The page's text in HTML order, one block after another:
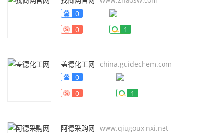
0
0
1
盖德化工网
china.guidechem.com
0
0
1
阿德采购网 www.qiugouxinxi.net